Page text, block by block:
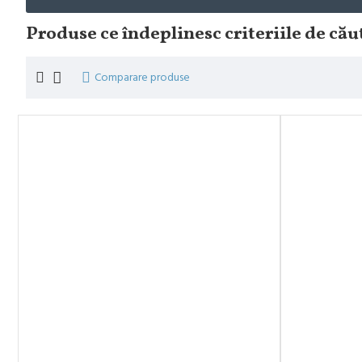
Produse ce îndeplinesc criteriile de
Comparare produse